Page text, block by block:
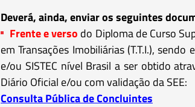
Deverá, ainda, enviar os seguintes
Frente e verso do Diploma de Curso
em Transações Imobiliárias (T.T.I.),
e/ou SISTEC nível Brasil a ser obtido
Diário Oficial e/ou com validação da SEE:
Consulta Pública de Concluintes